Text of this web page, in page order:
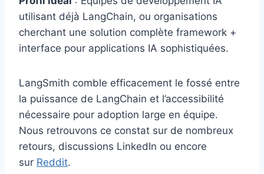
utilisant déjà LangChain, ou organisations
cherchant une solution complète framework +
interface pour applications IA sophistiquées.
LangSmith comble efficacement le fossé entre
la puissance de LangChain et l’accessibilité
nécessaire pour adoption large en équipe.
Nous retrouvons ce constat sur de nombreux
retours, discussions LinkedIn ou encore
sur Reddit.